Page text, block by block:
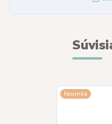
Novinka